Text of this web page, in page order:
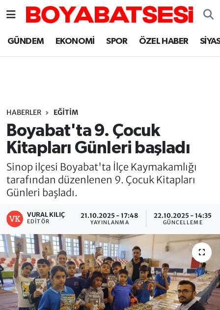
GÜNDEM EKONOMİ SPOR ÖZEL HABER
HABERLER EĞİTİM
Boyabat'ta 9. Çocuk
Kitapları Günleri başladı
Sinop ilçesi Boyabat'ta İlçe Kaymakamlığı
tarafından düzenlenen 9. Çocuk Kitapları
Günleri başladı.
VURAL KILIÇ
EDITÖR
21.10.2025 - 17:48
YAYINLANMA
22.10.2025 - 14:35
GÜNCELLEME
Sinop Nöbetçi Eczaneler
Sinop Trafik Yoğunluk Haritası
Süper Lig Puan Durumu ve Fikstür
Tüm Manşetler
Son Dakika Haberleri
Haber Arşivi